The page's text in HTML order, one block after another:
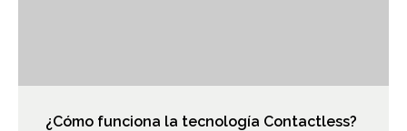
¿Cómo funciona la tecnología Contactless?